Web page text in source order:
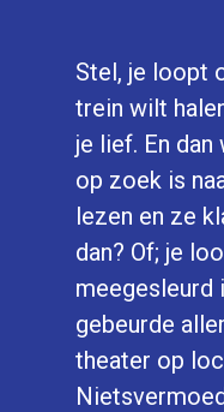
Stel, je loopt
trein wilt
je lief. En
op zoek is
lezen en ze
dan? Of; je
meegesleurd
gebeurde
theater op